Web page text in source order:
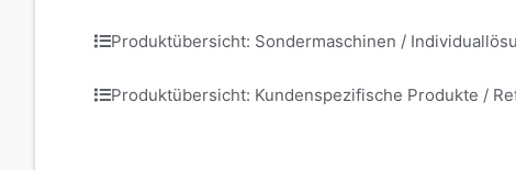
Produktübersicht: Sondermaschinen /
Produktübersicht: Kundenspezifische Produkte /